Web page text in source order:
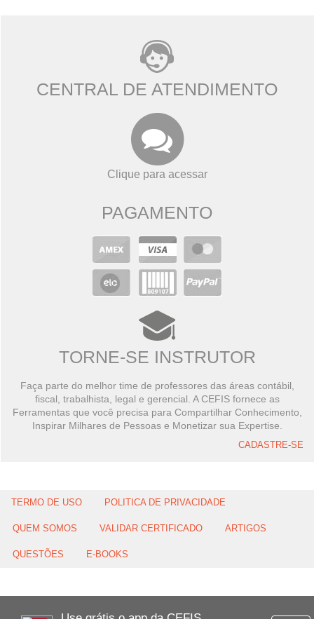
CENTRAL DE ATENDIMENTO
Clique para acessar
PAGAMENTO
TORNE-SE INSTRUTOR
Faça parte do melhor time de professores das áreas contábil,
fiscal, trabalhista, legal e gerencial. A CEFIS fornece as
Ferramentas que você precisa para Compartilhar Conhecimento,
Inspirar Milhares de Pessoas e Monetizar sua Expertise.
CADASTRE-SE
TERMO DE USO POLITICA DE PRIVACIDADE
QUEM SOMOS VALIDAR CERTIFICADO ARTIGOS
QUESTÕES E-BOOKS